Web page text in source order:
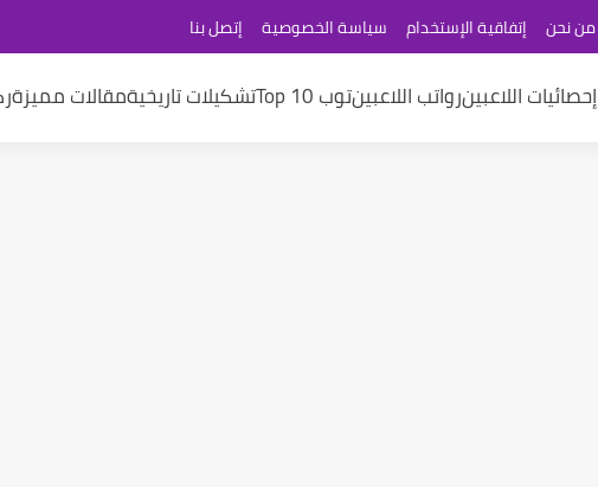
من نحن إتفاقية الإستخدام سياسة الخصوصية إتصل بنا
إحصائيات اللاعبينرواتب اللاعبينتوب 10 Top تشكيلات تاريخيةمقالات مميزة